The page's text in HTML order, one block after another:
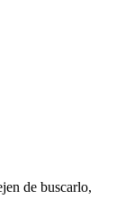
de buscarlo,